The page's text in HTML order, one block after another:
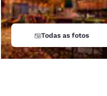
Todas as fotos